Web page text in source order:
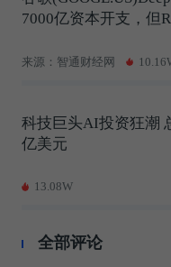
7000亿资本开支，但
来源：智通财经网
科技巨头AI投资狂潮
亿美元
13.08W
全部评论